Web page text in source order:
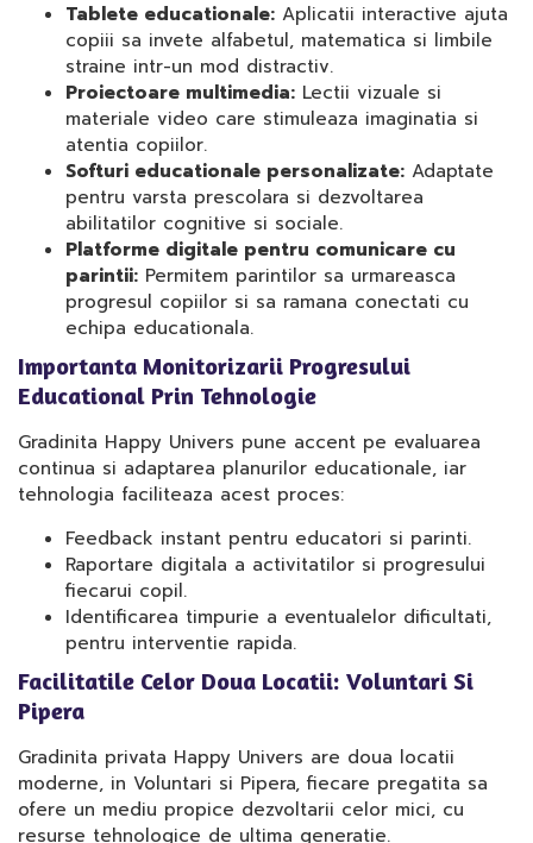
Tablete educationale: Aplicatii interactive ajuta
copiii sa invete alfabetul, matematica si limbile
straine intr-un mod distractiv.
Proiectoare multimedia: Lectii vizuale si
materiale video care stimuleaza imaginatia si
atentia copiilor.
Softuri educationale personalizate: Adaptate
pentru varsta prescolara si dezvoltarea
abilitatilor cognitive si sociale.
Platforme digitale pentru comunicare cu
parintii: Permitem parintilor sa urmareasca
progresul copiilor si sa ramana conectati cu
echipa educationala.
Importanta Monitorizarii Progresului
Educational Prin Tehnologie
Gradinita Happy Univers pune accent pe evaluarea
continua si adaptarea planurilor educationale, iar
tehnologia faciliteaza acest proces:
Feedback instant pentru educatori si parinti.
Raportare digitala a activitatilor si progresului
fiecarui copil.
Identificarea timpurie a eventualelor dificultati,
pentru interventie rapida.
Facilitatile Celor Doua Locatii: Voluntari Si
Pipera
Gradinita privata Happy Univers are doua locatii
moderne, in Voluntari si Pipera, fiecare pregatita sa
ofere un mediu propice dezvoltarii celor mici, cu
resurse tehnologice de ultima generatie.